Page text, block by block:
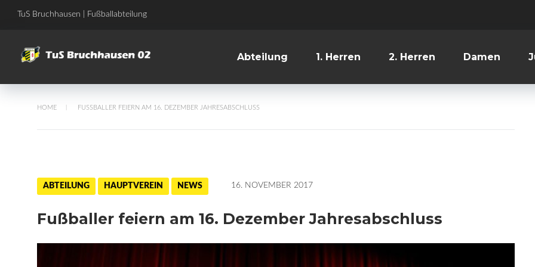
TuS Bruchhausen | Fußballabteilung
Abteilung 1. Herren 2. Herren Damen
HOME / FUSSBALLER FEIERN AM 16. DEZEMBER JAHRESABSCHLUSS
ABTEILUNG HAUPTVEREIN NEWS 16. NOVEMBER 2017
Fußballer feiern am 16. Dezember Jahresabschluss